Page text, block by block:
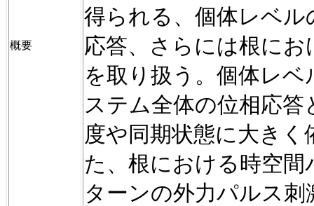
概要
得られる、個体レベ
応答、さらには根に
を取り扱う。個体レ
ステム全体の位相応
度や同期状態に大き
た、根における時空
ターンの外力パルス